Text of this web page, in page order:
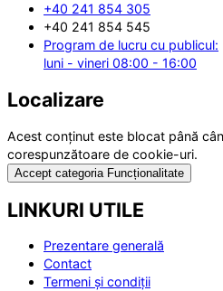
+40 241 854 305
+40 241 854 545
Program de lucru cu publicul:
luni - vineri 08:00 - 16:00
Localizare
Acest conținut este blocat până
corespunzătoare de cookie-uri.
Accept categoria Funcționalitate
LINKURI UTILE
Prezentare generală
Contact
Termeni și condiții